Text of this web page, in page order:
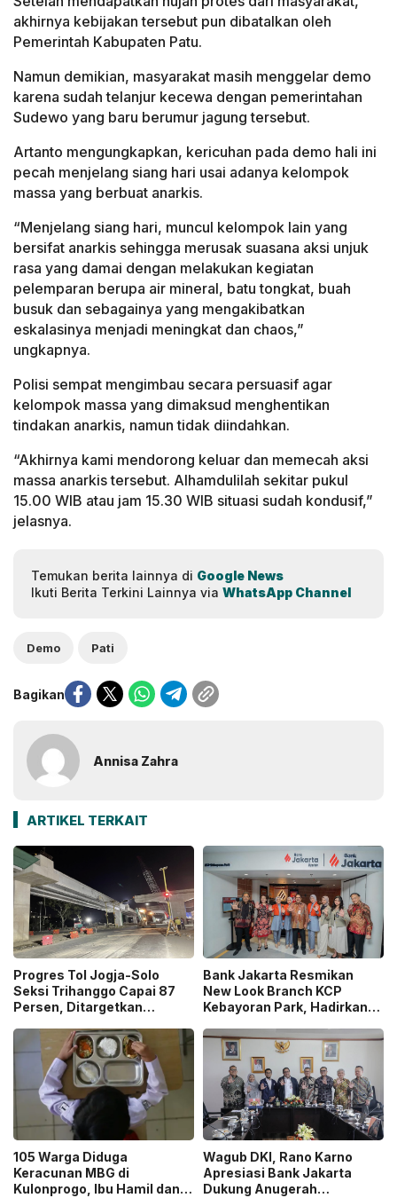
akhirnya kebijakan tersebut pun dibatalkan oleh
Pemerintah Kabupaten Patu.
Namun demikian, masyarakat masih menggelar demo
karena sudah telanjur kecewa dengan pemerintahan
Sudewo yang baru berumur jagung tersebut.
Artanto mengungkapkan, kericuhan pada demo hali ini
pecah menjelang siang hari usai adanya kelompok
massa yang berbuat anarkis.
“Menjelang siang hari, muncul kelompok lain yang
bersifat anarkis sehingga merusak suasana aksi unjuk
rasa yang damai dengan melakukan kegiatan
pelemparan berupa air mineral, batu tongkat, buah
busuk dan sebagainya yang mengakibatkan
eskalasinya menjadi meningkat dan chaos,”
ungkapnya.
Polisi sempat mengimbau secara persuasif agar
kelompok massa yang dimaksud menghentikan
tindakan anarkis, namun tidak diindahkan.
“Akhirnya kami mendorong keluar dan memecah aksi
massa anarkis tersebut. Alhamdulilah sekitar pukul
15.00 WIB atau jam 15.30 WIB situasi sudah kondusif,”
jelasnya.
Temukan berita lainnya di Google News
Ikuti Berita Terkini Lainnya via WhatsApp Channel
Demo Pati
Bagikan
Annisa Zahra
ARTIKEL TERKAIT
Progres Tol Jogja-Solo
Seksi Trihanggo Capai 87
Persen, Ditargetkan
Bawen Agustus 2026
Bank Jakarta Resmikan
New Look Branch KCP
Kebayoran Park, Hadirkan
Modern
105 Warga Diduga
Keracunan MBG di
Kulonprogo, Ibu Hamil dan
Wagub DKI, Rano Karno
Apresiasi Bank Jakarta
Dukung Anugerah